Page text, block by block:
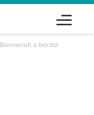
Benvenuti a bordo!